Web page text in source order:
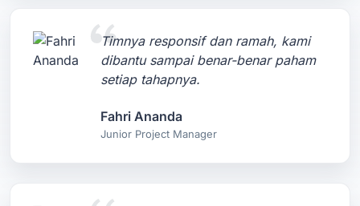
Timnya responsif dan ramah, kami
dibantu sampai benar-benar paham
setiap tahapnya.
Fahri Ananda
Junior Project Manager